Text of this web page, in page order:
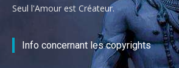
Seul l'Amour est Créateur.
Info concernant les copyrights